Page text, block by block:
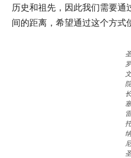
历史和祖先，因此我们需要通
间的距离，希望通过这个方式